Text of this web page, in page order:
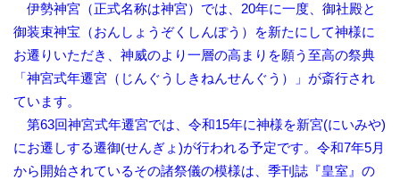
伊勢神宮（正式名称は神宮）では、20年に一度、御社殿と
御装束神宝（おんしょうぞくしんぽう）を新たにして神様に
お遷りいただき、神威のより一層の高まりを願う至高の祭典
「神宮式年遷宮（じんぐうしきねんせんぐう）」が斎行され
ています。
第63回神宮式年遷宮では、令和15年に神様を新宮(にいみや)
にお遷しする遷御(せんぎょ)が行われる予定です。令和7年5月
から開始されているその諸祭儀の模様は、季刊誌『皇室』の